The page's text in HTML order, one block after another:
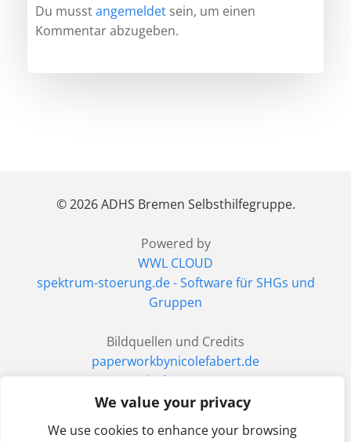
We value your privacy
We use cookies to enhance your browsing
Du musstangemeldet sein, um einen
Kommentar abzugeben.
© 2026 ADHS Bremen Selbsthilfegruppe.
Powered by
WWL CLOUD
spektrum-stoerung.de - Software für SHGs und
Gruppen
Bildquellen und Credits
paperworkbynicolefabert.de
pixabay.com